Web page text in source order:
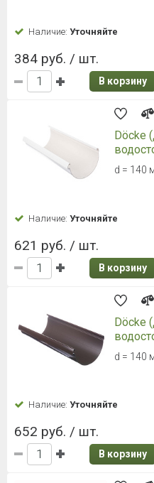
Наличие: Уточняйте
384 руб. / шт.
В корзину
Döcke
d = 140
Наличие: Уточняйте
621 руб. / шт.
В корзину
Döcke
d = 140
Наличие: Уточняйте
652 руб. / шт.
В корзину